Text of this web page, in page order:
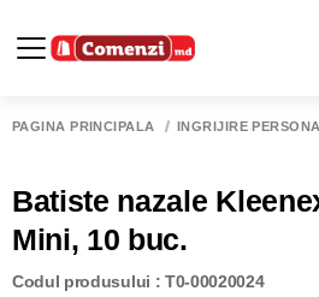
PAGINA PRINCIPALĂ ÎNGRIJIRE
Batiste nazale
Mini, 10 buc.
Codul produsului : T0-00020024